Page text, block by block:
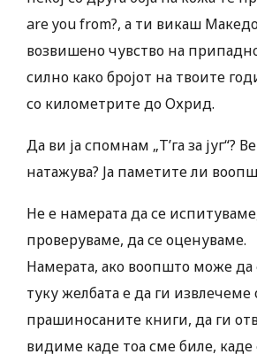
are you from?, а ти викаш
возвишено чувство на
силно како бројот на твоите
со километрите до Охрид.
Да ви ја спомнам „Т’га за југ“?
натажува? Ја паметите ли
Не е намерата да се
проверуваме, да се оценуваме.
Намерата, ако воопшто може да
туку желбата е да ги
прашиносаните книги, да ги
видиме каде тоа сме биле,